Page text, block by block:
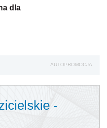
dla
AUTOPROMOCJA
-